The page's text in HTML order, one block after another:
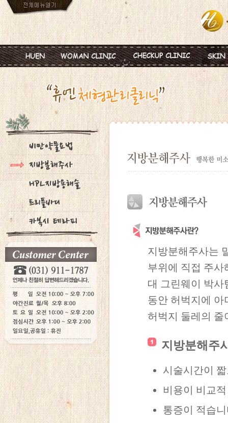
진료안내
진료시간
병원둘러보기
찾아오시는길
피임
월경이상
질염 및 성병
갱년기 및 폐경
여성성형
혈액종합검진
미혼여성검진
초기임신검진
지방분해주사는
부위에 직접 주사
대 그린웨이 박사
동안 허벅지에
허벅지 둘레의 줄
지방분해주
시술시간이
비용이 비교
통증이 적습